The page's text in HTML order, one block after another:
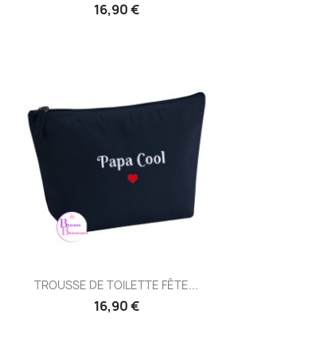
16,90 €
Aperçu rapide
TROUSSE DE TOILETTE FÊTE...
16,90 €